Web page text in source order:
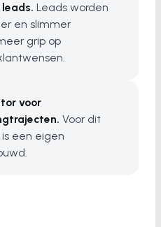
Leads worden
en slimmer
grip op
voor
Voor dit
een eigen